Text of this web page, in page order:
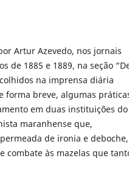
Artur Azevedo, nos jornais
de 1885 e 1889, na seção
na imprensa diária
forma breve, algumas
em duas instituições do
maranhense que,
de ironia e deboche,
combate às mazelas que